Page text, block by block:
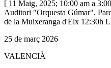
[ 11 Maig, 2025; 10:00 am a
Auditori "Orquesta Gúmar".
de la Muixeranga d'Elx 12:30h
25 de març 2026
VALENCIÀ